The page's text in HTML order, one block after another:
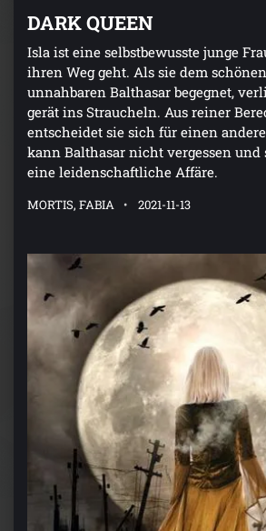
DARK QUEEN
Isla ist eine selbstbewusste junge
ihren Weg geht. Als sie dem
unnahbaren Balthasar begegnet,
gerät ins Straucheln. Aus reiner
entscheidet sie sich für einen
kann Balthasar nicht vergessen
eine leidenschaftliche Affäre.
MORTIS, FABIA 2021-11-13